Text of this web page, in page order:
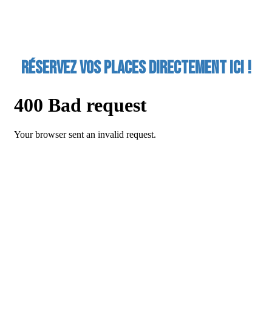
Réservez vos places directement ici !